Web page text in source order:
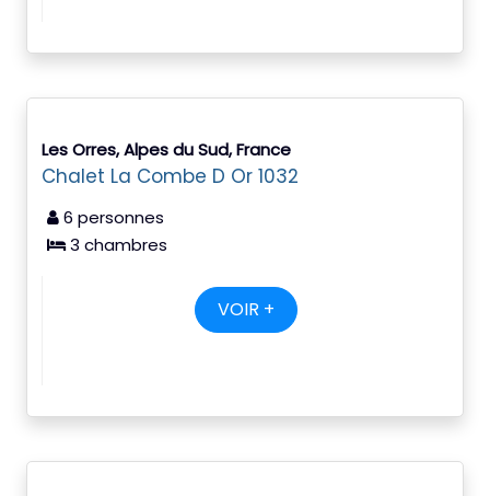
Les Orres, Alpes du Sud, France
Chalet La Combe D Or 1032
6 personnes
3 chambres
VOIR +